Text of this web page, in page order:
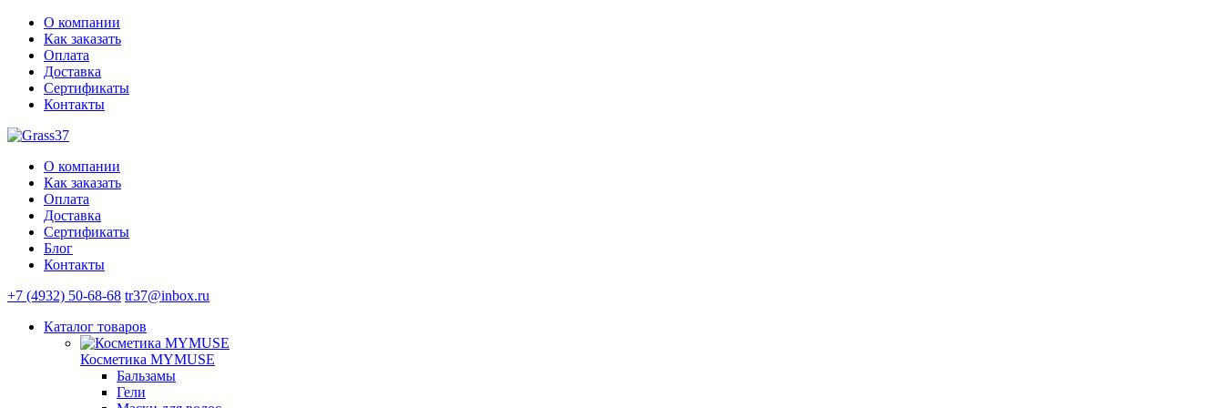
О компании
Как заказать
Оплата
Доставка
Сертификаты
Контакты
О компании
Как заказать
Оплата
Доставка
Сертификаты
Блог
Контакты
+7 (4932) 50-68-68 tr37@inbox.ru
Каталог товаров
Косметика MYMUSE
Бальзамы
Гели